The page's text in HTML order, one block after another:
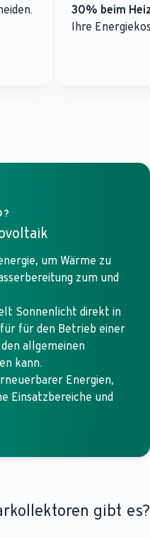
30% beim
Ihre
um Wärme zu
zum und
Sonnenlicht direkt in
für den Betrieb einer
allgemeinen
kann.
Energien,
Einsatzbereiche und
gibt es?